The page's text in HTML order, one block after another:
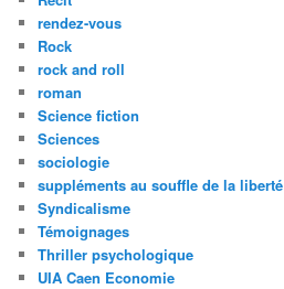
rendez-vous
Rock
rock and roll
roman
Science fiction
Sciences
sociologie
suppléments au souffle de la liberté
Syndicalisme
Témoignages
Thriller psychologique
UIA Caen Economie